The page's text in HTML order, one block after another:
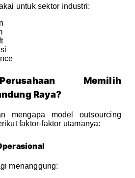
untuk sektor industri:
Memilih
Raya?
mengapa model outsourcing
faktor-faktor utamanya:
menanggung: